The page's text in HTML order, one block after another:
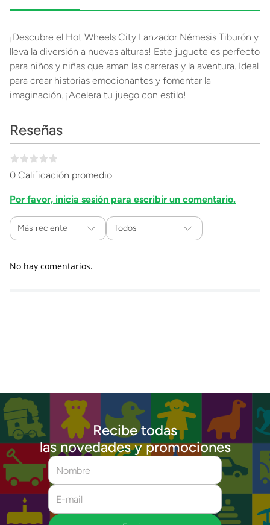
¡Descubre el Hot Wheels City Lanzador Némesis Tiburón y
lleva la diversión a nuevas alturas! Este juguete es perfecto
para niños y niñas que aman las carreras y la aventura. Ideal
para crear historias emocionantes y fomentar la
imaginación. ¡Acelera tu juego con estilo!
Reseñas
0 Calificación promedio
Por favor, inicia sesión para escribir un comentario.
Más reciente Todos
No hay comentarios.
Recibe todas
las novedades y promociones